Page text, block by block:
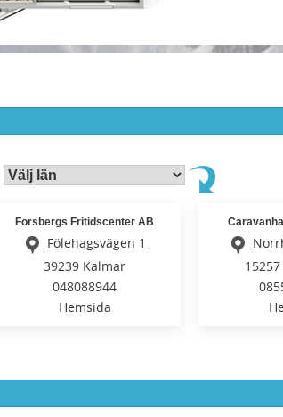
Forsbergs Fritidscenter AB
Fölehagsvägen 1
39239 Kalmar
048088944
Hemsida